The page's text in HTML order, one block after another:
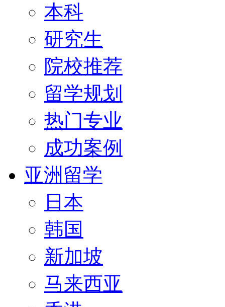
本科
研究生
院校推荐
留学规划
热门专业
成功案例
亚洲留学
日本
韩国
新加坡
马来西亚